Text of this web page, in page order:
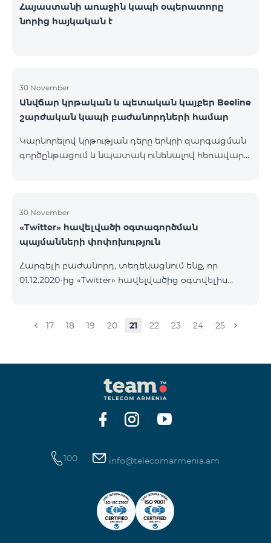
Հայաստանի առաջին կապի օպերատորը
նորից հայկական է
30 November
Անվճար կրթական և պետական կայքեր Beeline
շարժական կապի բաժանորդների համար
Կարևորելով կրթության դերը երկրի զարգացման
գործընթացում և նպատակ ունենալով հեռավար
անվճար կրթական և պետական հարթակների
ցանկը: Այսուհետ նշված կայքերի ինտերնետի
տարիֆիկացումը անվճար է` e-school Armenia`
https://lib.armedu.am/Էլեկտրոնային կրթական
նյութեր` http://esource.armedu.am/ Ուսուցողական
30 November
«Twitter» հավելվածի օգտագործման
պայմանների փոփոխություն
Հարգելի բաժանորդ, տեղեկացնում ենք, որ
01.12.2020-ից «Twitter» հավելվածից օգտվելիս
Ինտերնետ փաթեթ, ապա հավեվալծի
տարիֆիկացումը կիրականացվի համաձայն ձեր
սակագնային փաթեթի պայմանների։
17 18 19 20 21 22 23 24 25
100 info@telecomarmenia.am